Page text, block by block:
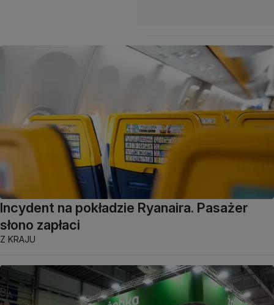
Incydent na pokładzie Ryanaira. Pasażer
słono zapłaci
Z KRAJU